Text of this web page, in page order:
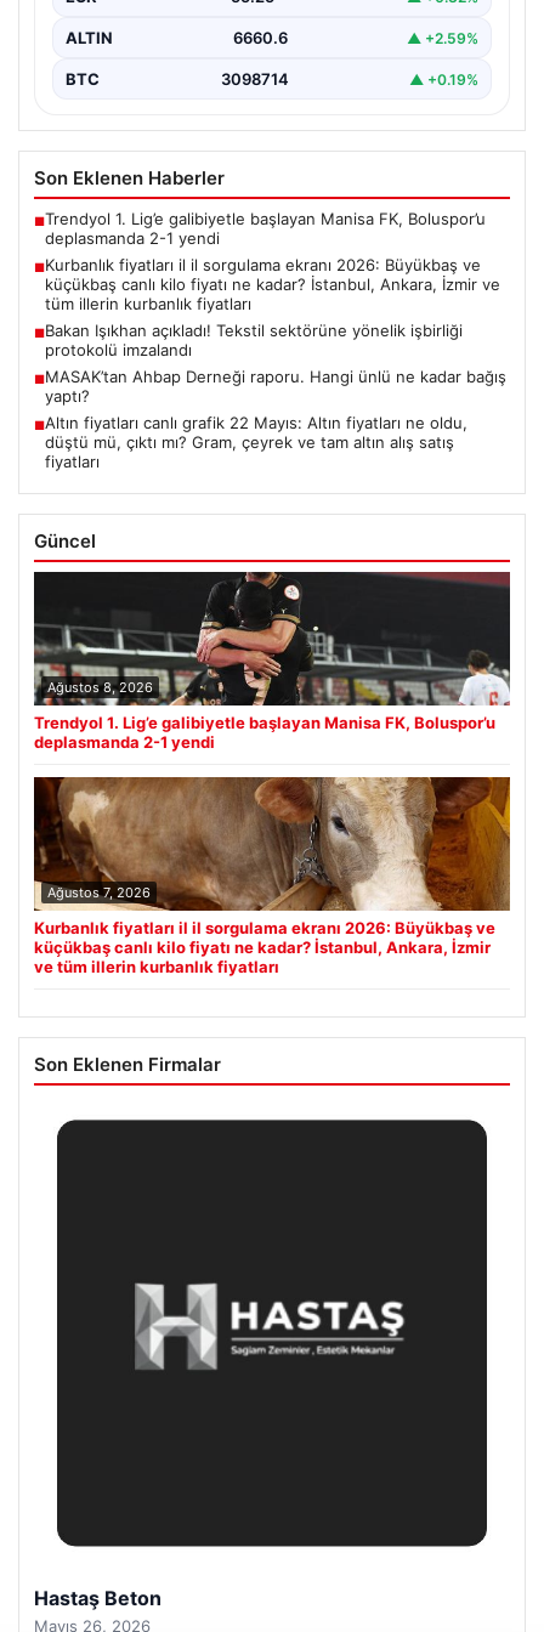
ALTIN 6660.6 ▲ +2.59%
BTC 3098714 ▲ +0.19%
Son Eklenen Haberler
■Trendyol 1. Lig’e galibiyetle başlayan Manisa FK, Boluspor’u
deplasmanda 2-1 yendi
■Kurbanlık fiyatları il il sorgulama ekranı 2026: Büyükbaş ve
küçükbaş canlı kilo fiyatı ne kadar? İstanbul, Ankara, İzmir ve
tüm illerin kurbanlık fiyatları
■Bakan Işıkhan açıkladı! Tekstil sektörüne yönelik işbirliği
protokolü imzalandı
■MASAK’tan Ahbap Derneği raporu. Hangi ünlü ne kadar bağış
yaptı?
■Altın fiyatları canlı grafik 22 Mayıs: Altın fiyatları ne oldu,
düştü mü, çıktı mı? Gram, çeyrek ve tam altın alış satış
fiyatları
Güncel
Ağustos 8, 2026
Trendyol 1. Lig’e galibiyetle başlayan Manisa FK, Boluspor’u
deplasmanda 2-1 yendi
Ağustos 7, 2026
Kurbanlık fiyatları il il sorgulama ekranı 2026: Büyükbaş ve
küçükbaş canlı kilo fiyatı ne kadar? İstanbul, Ankara, İzmir
ve tüm illerin kurbanlık fiyatları
Son Eklenen Firmalar
Prenses Night Club
Nisan 29, 2026